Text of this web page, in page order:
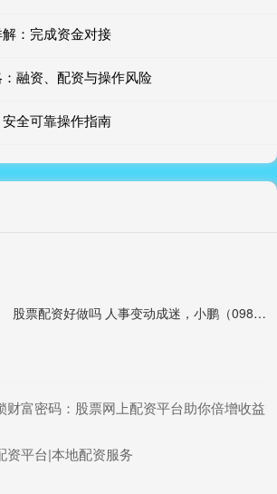
：完成资金对接
融资、配资与操作风险
全可靠操作指南
股票配资好做吗 人事变动成迷，小鹏（09868）能否挺过淘汰赛得看MONA？
财富密码：股票网上配资平台助你倍增收益
资平台|本地配资服务